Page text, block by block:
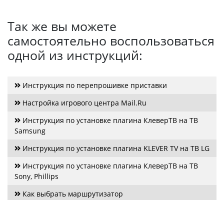
Так же вы можете
самостоятельно воспользоваться
одной из инструкций:
Инструкция по перепрошивке приставки
Настройка игрового центра Mail.Ru
Инструкция по установке плагина КлеверТВ на ТВ
Samsung
Инструкция по установке плагина KLEVER TV на ТВ LG
Инструкция по установке плагина КлеверТВ на ТВ
Sony, Phillips
Как выбрать маршрутизатор